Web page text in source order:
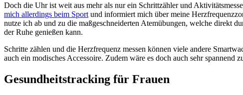
Doch die Uhr ist weit aus mehr als nur ein Schrittzähler und
mich allerdings beim Sport und informiert mich über meine
nutze ich ab und zu die maßgeschneiderten Atemübungen, welche direkt
der Ruhe genießen kann.
Schritte zählen und die Herzfrequenz messen können viele andere
auch ein modisches Accessoire. Zudem wäre es doch auch sehr
Gesundheitstracking für Frauen